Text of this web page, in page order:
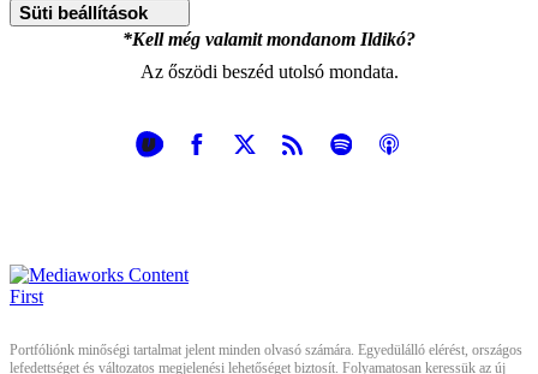
Süti beállítások
*Kell még valamit mondanom Ildikó?
Az őszödi beszéd utolsó mondata.
Portfóliónk minőségi tartalmat jelent minden olvasó számára. Egyedülálló elérést, országos
lefedettséget és változatos megjelenési lehetőséget biztosít. Folyamatosan keressük az új